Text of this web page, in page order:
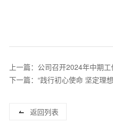
上一篇：公司召开2024年中期
下一篇：“践行初心使命 坚定理
返回列表